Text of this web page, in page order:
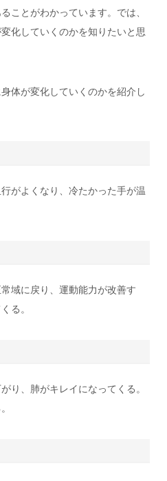
ことがわかっています。では、
化していくのかを知りたいと思
体が変化していくのかを紹介し
がよくなり、冷たかった手が温
域に戻り、運動能力が改善す
る。
り、肺がキレイになってくる。